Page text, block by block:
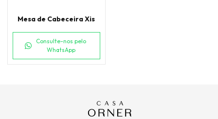
Mesa de Cabeceira Xis
Consulte-nos pelo
WhatsApp